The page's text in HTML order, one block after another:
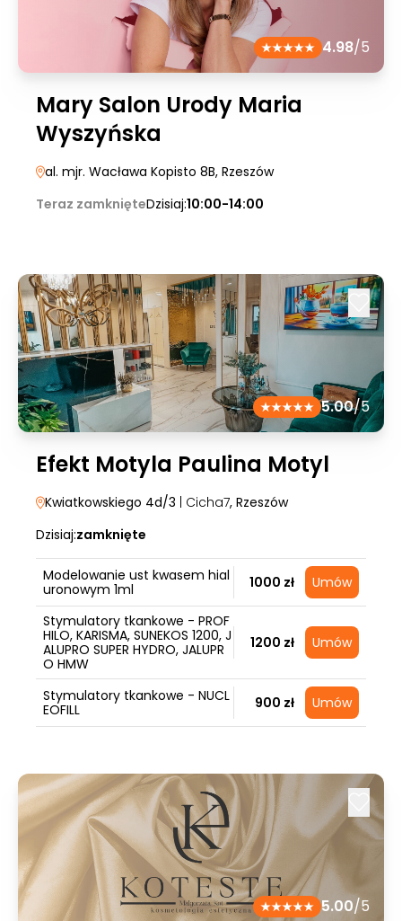
4.98/5
Mary Salon Urody Maria
Wyszyńska
al. mjr. Wacława Kopisto 8B, Rzeszów
Teraz zamknięteDzisiaj:10:00-14:00
5.00/5
Efekt Motyla Paulina Motyl
Kwiatkowskiego 4d/3 | Cicha7, Rzeszów
Dzisiaj:zamknięte
Modelowanie ust kwasem hial
uronowym 1ml
1000 zł Umów
Stymulatory tkankowe - PROF
HILO, KARISMA, SUNEKOS 1200, J
ALUPRO SUPER HYDRO, JALUPR
O HMW
1200 zł Umów
Stymulatory tkankowe - NUCL
EOFILL
900 zł Umów
5.00/5